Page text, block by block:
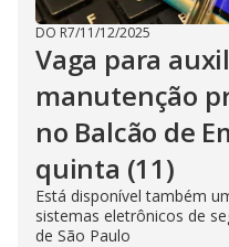
DO R7/11/12/2025
Vaga para
manutenção
no Balcão de
quinta (11)
Está disponível também
sistemas eletrônicos de
de São Paulo